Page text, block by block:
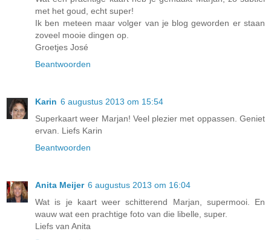
met het goud, echt super!
Ik ben meteen maar volger van je blog geworden er staan
zoveel mooie dingen op.
Groetjes José
Beantwoorden
Karin 6 augustus 2013 om 15:54
Superkaart weer Marjan! Veel plezier met oppassen. Geniet
ervan. Liefs Karin
Beantwoorden
Anita Meijer 6 augustus 2013 om 16:04
Wat is je kaart weer schitterend Marjan, supermooi. En
wauw wat een prachtige foto van die libelle, super.
Liefs van Anita